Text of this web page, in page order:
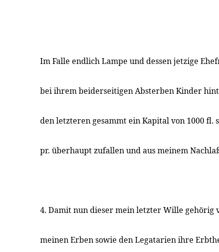
Im Falle endlich Lampe und dessen jetzige
bei ihrem beiderseitigen Absterben Kinder
den letzteren gesammt ein Kapital von 1000 fl.
pr. überhaupt zufallen und aus meinem
4. Damit nun dieser mein letzter Wille gehörig
meinen Erben sowie den Legatarien ihre